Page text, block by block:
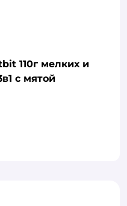
110г мелких и
с мятой